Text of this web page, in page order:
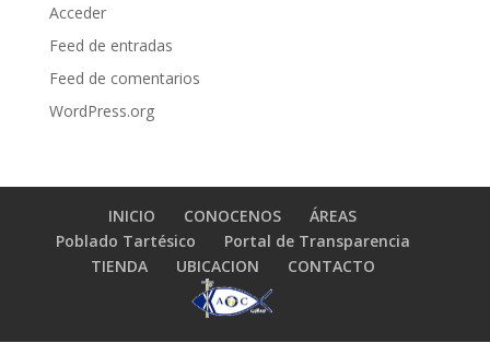
Acceder
Feed de entradas
Feed de comentarios
WordPress.org
INICIO CONOCENOS
ÁREAS
Poblado Tartésico
Portal de Transparencia
TIENDA
UBICACION CONTACTO